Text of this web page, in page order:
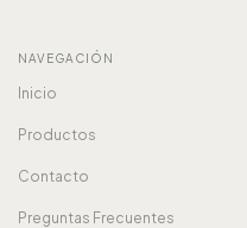
NAVEGACIÓN
Inicio
Productos
Contacto
Preguntas Frecuentes